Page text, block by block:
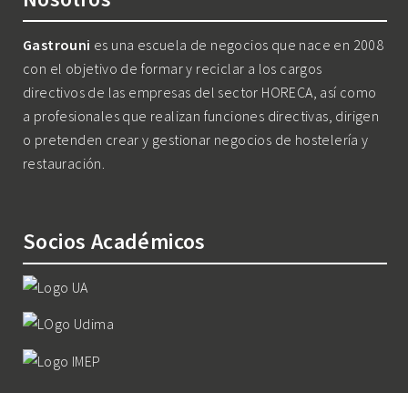
Gastrouni es una escuela de negocios que nace en 2008
con el objetivo de formar y reciclar a los cargos
directivos de las empresas del sector HORECA, así como
a profesionales que realizan funciones directivas, dirigen
o pretenden crear y gestionar negocios de hostelería y
restauración.
Socios Académicos